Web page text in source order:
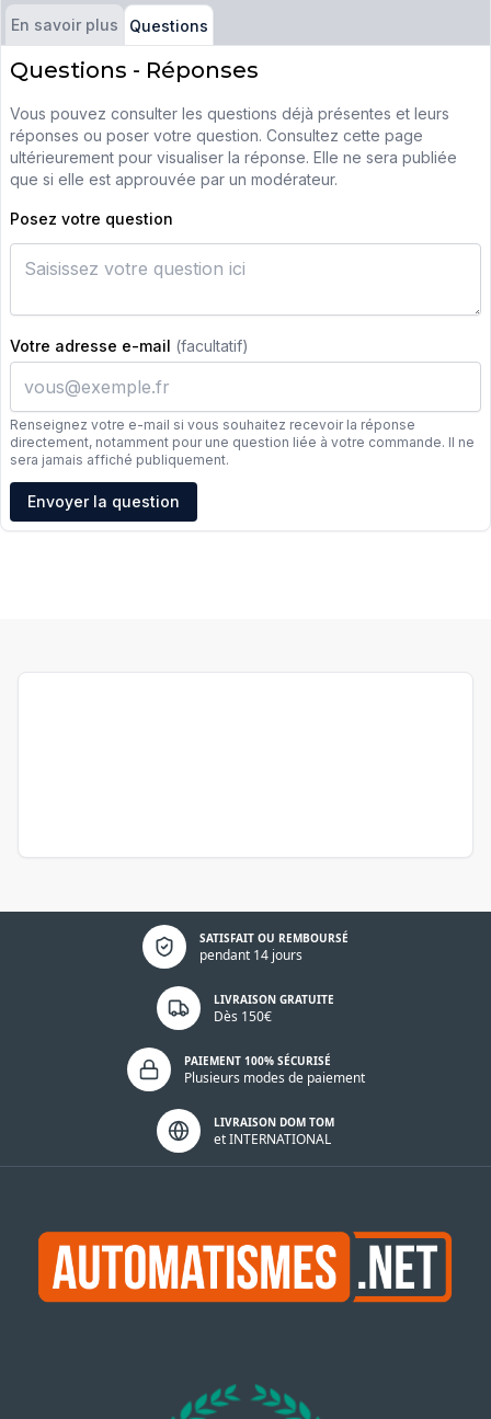
En savoir plus Questions
Questions - Réponses
Vous pouvez consulter les questions déjà présentes et leurs
réponses ou poser votre question. Consultez cette page
ultérieurement pour visualiser la réponse. Elle ne sera publiée
que si elle est approuvée par un modérateur.
Posez votre question
Votre adresse e-mail (facultatif)
Renseignez votre e-mail si vous souhaitez recevoir la réponse
directement, notamment pour une question liée à votre commande. Il ne
sera jamais affiché publiquement.
Adresse e-mail
Envoyer la question
SATISFAIT OU REMBOURSÉ
pendant 14 jours
Politique de confidentialité
LIVRAISON GRATUITE
Dès 150€
PAIEMENT 100% SÉCURISÉ
Plusieurs modes de paiement
LIVRAISON DOM TOM
et INTERNATIONAL